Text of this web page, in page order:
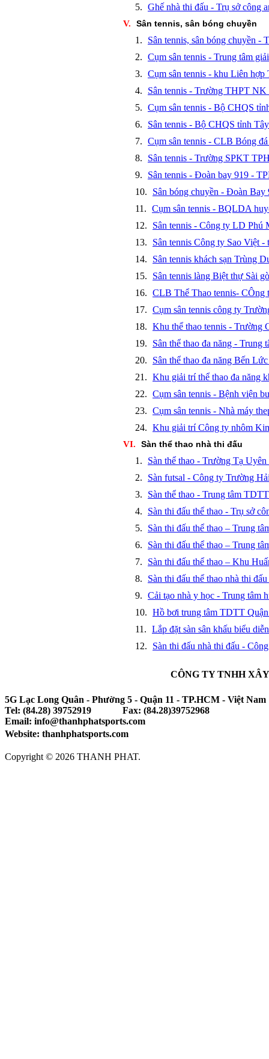
5. Ghế nhà thi đấu - Trụ sở công
V. Sân tennis, sân bóng chuyền
1.
Sân tennis, sân bóng chuyền
2. Cụm sân tennis - Trung tâm
3. Cụm sân tennis - khu Liên
4.
Sân tennis - Trường THPT
5. Cụm sân tennis - Bộ CHQS
6.
Sân tennis - Bộ CHQS tỉnh
7. Cụm sân tennis - CLB Bóng
8.
Sân tennis - Trường SPKT
9.
Sân tennis - Đoàn bay 919 -
10.
Sân bóng chuyền - Đoàn
11. Cụm sân tennis - BQLDA
12.
Sân tennis - Công ty LD
13.
Sân tennis Công ty Sao Việt -
14.
Sân tennis khách sạn Trùng
15.
Sân tennis làng Biệt thự Sài
16. CLB Thể Thao tennis-
17. Cụm sân tennis công ty
18. Khu thể thao tennis -
19.
Sân thể thao đa năng -
20.
Sân thể thao đa năng Bến
21. Khu giải trí thể thao đa năng
22. Cụm sân tennis - Bệnh viện
23. Cụm sân tennis - Nhà máy
24. Khu giải trí Công ty nhôm
VI. Sàn thể thao nhà thi đấu
1.
Sàn thể thao - Trường Tạ
2.
Sàn futsal - Công ty Trường
3.
Sàn thể thao - Trung tâm
4.
Sàn thi đấu thể thao - Trụ sở
5.
Sàn thi đấu thể thao – Trung
6.
Sàn thi đấu thể thao – Trung
7.
Sàn thi đấu thể thao – Khu
8.
Sàn thi đấu thể thao nhà thi
9. Cải tạo nhà y học - Trung tâm
10. Hồ bơi trung tâm TDTT
11. Lắp đặt sàn sân khấu biểu
12.
Sàn thi đấu nhà thi đấu -
CÔNG TY TNHH
5G Lạc Long Quân - Phường 5 - Quận 11 - TP.HCM - Việt Nam
Tel: (84.28) 39752919 Fax: (84.28)39752968
Email: info@thanhphatsports.com
Website: thanhphatsports.com
Copyright © 2026 THANH PHAT.